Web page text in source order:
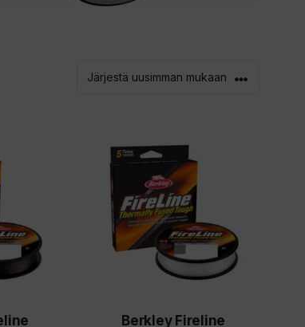
Berkley Fireline
tuotteella
useampi
muunnelma.